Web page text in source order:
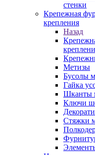
стенки
Крепежная
крепления
Назад
Метизы
Бусолы
Гайка
Шканты
Ключи
Стяжки